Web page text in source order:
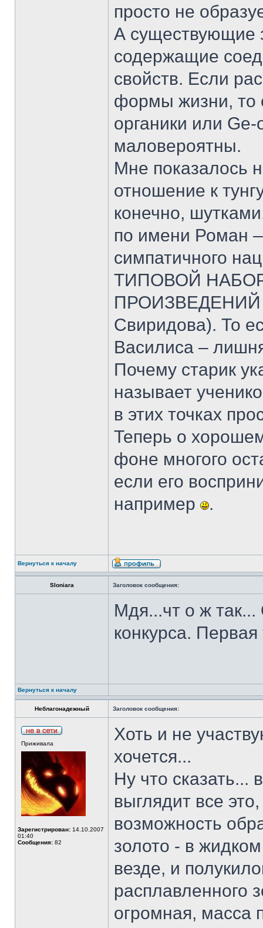
просто не
А существующие
содержащие
свойств. Если
формы жизни, то
органики или
маловероятны.
Мне показалось
отношение к
конечно,
по имени Роман
симпатичного
ТИПОВОЙ
ПРОИЗВЕДЕНИЙ
Свиридова). То
Василиса –
Почему старик
называет
в этих точках
Теперь о
фоне многого
если его
например
.
Вернуться к началу
Sloniara Заголовок сообщения:
Мдя...чт о ж
конкурса.
Вернуться к началу
Неблагонадежный Заголовок сообщения:
Приживала
Зарегистрирован: 14.10.2007
01:40
Сообщения: 82
Хоть и не
хочется...
Ну что сказать...
выглядит все
возможность
золото - в
везде, и
расплавленного
огромная, масса